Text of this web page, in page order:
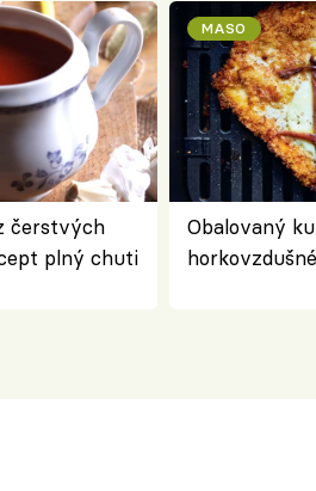
čerstvých
plný chuti
MASO
Obalovaný